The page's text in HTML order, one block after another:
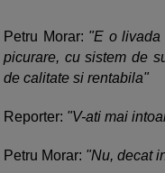
Petru Morar: "E o livada
picurare, cu sistem de
de calitate si rentabila"
Reporter: "V-ati mai
Petru Morar: "Nu, decat